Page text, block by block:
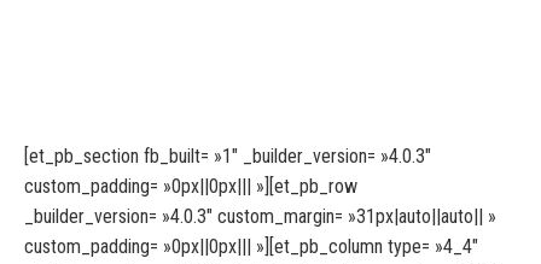
[et_pb_section fb_built= »1″ _builder_version= »4.0.3″
custom_padding= »0px||0px||| »][et_pb_row
_builder_version= »4.0.3″ custom_margin= »31px|auto||auto|| »
custom_padding= »0px||0px||| »][et_pb_column type= »4_4″